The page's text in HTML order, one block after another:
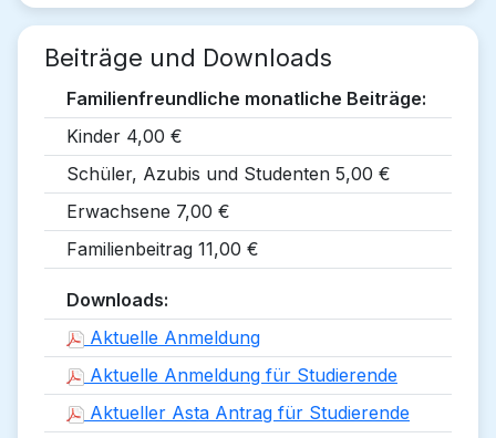
Beiträge und Downloads
Familienfreundliche monatliche Beiträge:
Kinder 4,00 €
Schüler, Azubis und Studenten 5,00 €
Erwachsene 7,00 €
Familienbeitrag 11,00 €
Downloads:
Aktuelle Anmeldung
Aktuelle Anmeldung für Studierende
Aktueller Asta Antrag für Studierende